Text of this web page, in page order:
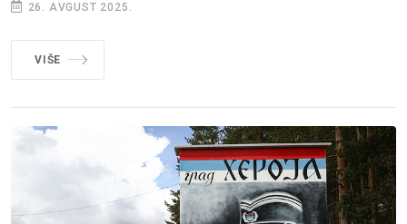
26. AVGUST 2025.
VIŠE